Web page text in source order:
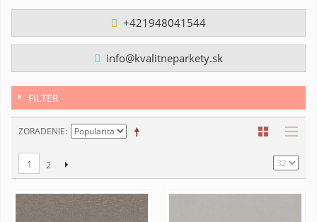
+421948041544
info@kvalitneparkety.sk
FILTER
ZORADENIE
1 2